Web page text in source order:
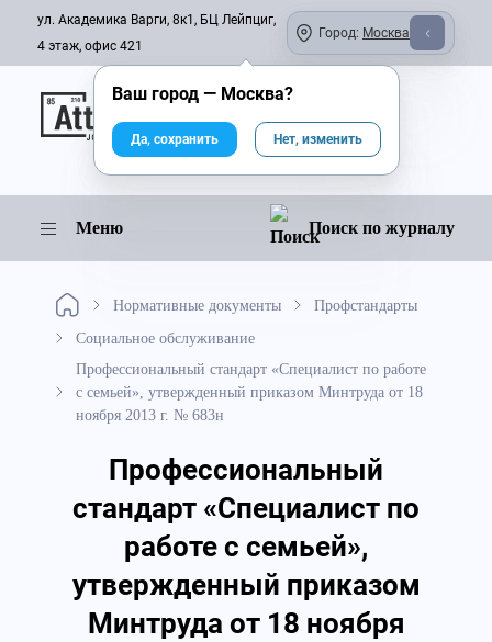
ул. Академика Варги, 8к1, БЦ Лейпциг,
4 этаж, офис 421
Город: Москва
Онлайн-журнал
Меню Поиск по журналу
Нормативные документы
Профстандарты
Социальное обслуживание
Профессиональный стандарт «Специалист по работе
с семьей», утвержденный приказом Минтруда от 18
ноября 2013 г. № 683н
Профессиональный
стандарт «Специалист по
работе с семьей»,
утвержденный приказом
Минтруда от 18 ноября
Ваш город — Москва?
Да, сохранить Нет, изменить